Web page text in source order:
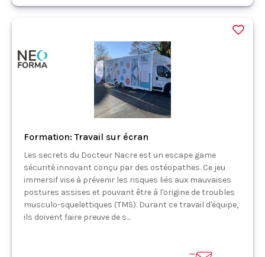
Formation: Travail sur écran
Les secrets du Docteur Nacre est un escape game
sécurité innovant conçu par des ostéopathes. Ce jeu
immersif vise à prévenir les risques liés aux mauvaises
postures assises et pouvant être à l'origine de troubles
musculo-squelettiques (TMS). Durant ce travail d'équipe,
ils doivent faire preuve de s...